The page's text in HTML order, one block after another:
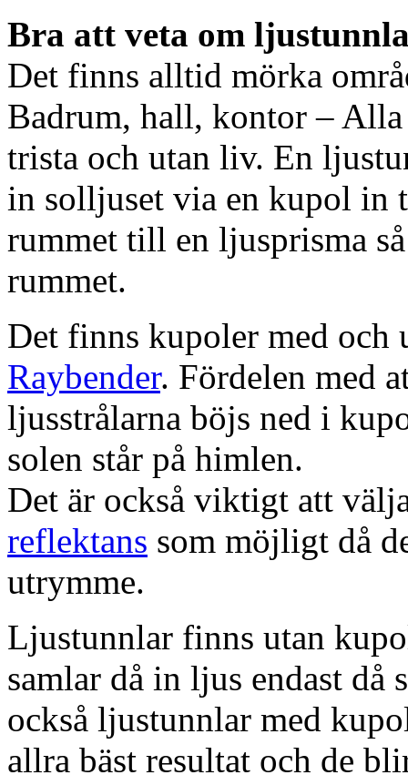
Bra att veta om
Det finns alltid mörka
Badrum, hall, kontor – Alla
trista och utan liv. En
in solljuset via en kupol in
rummet till en ljusprisma
rummet.
Det finns kupoler med och
Raybender. Fördelen med
ljusstrålarna böjs ned i
solen står på himlen.
Det är också viktigt att
reflektans som möjligt då
utrymme.
Ljustunnlar finns utan
samlar då in ljus endast då
också ljustunnlar med
allra bäst resultat och de